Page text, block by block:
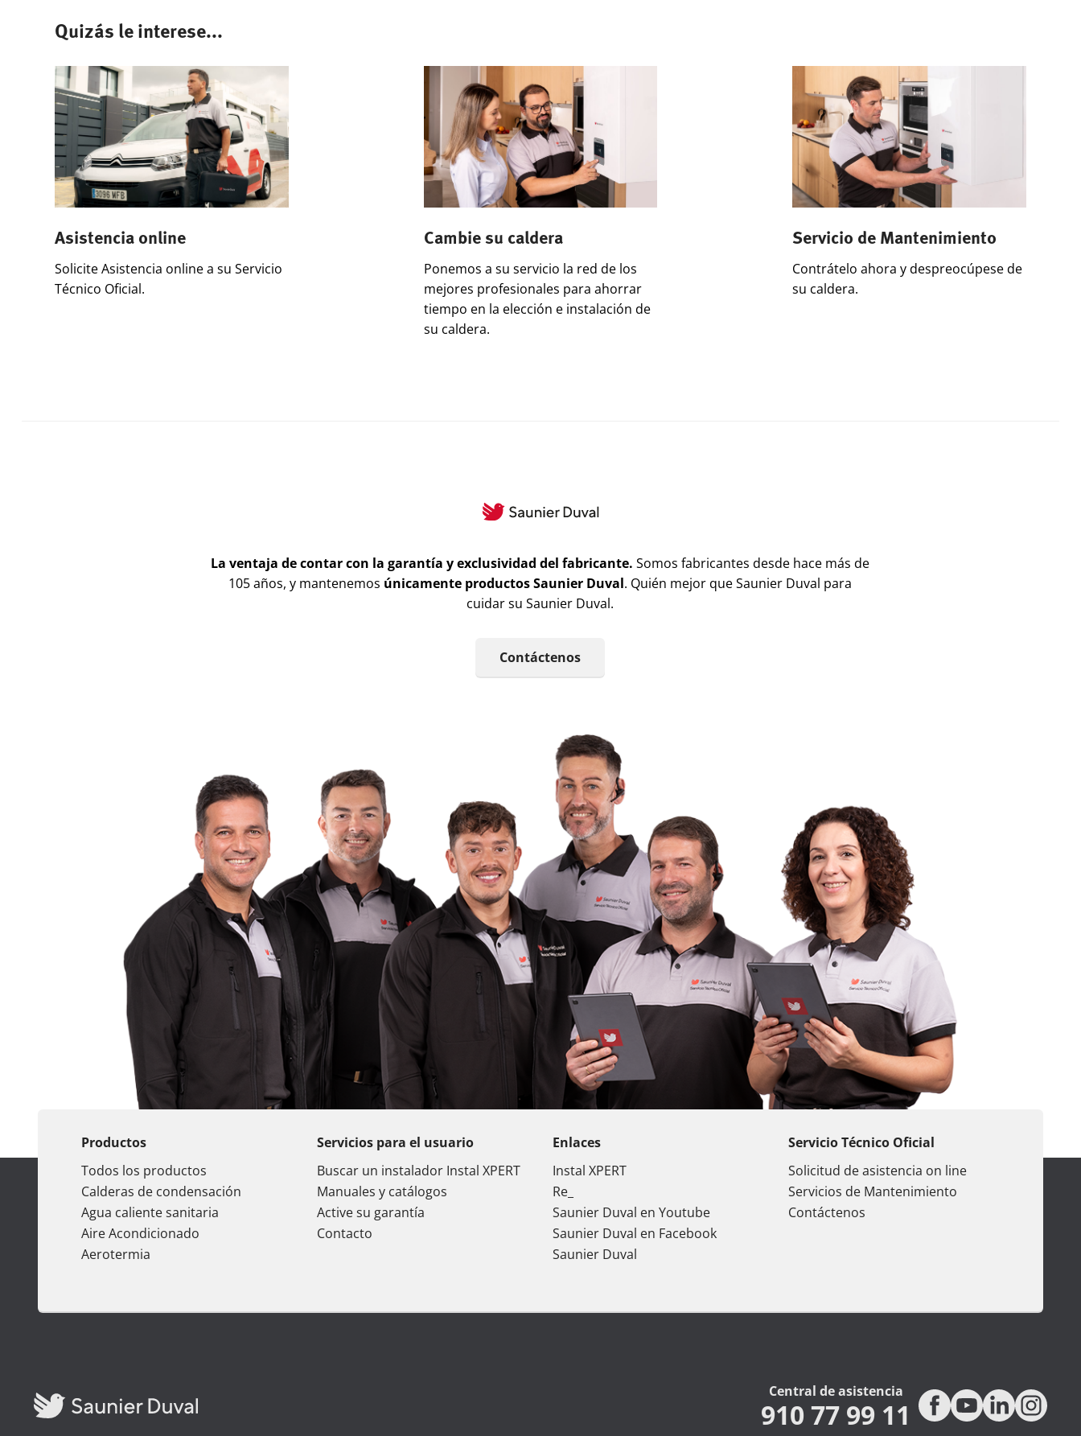
Quizás le interese...
Asistencia online
Solicite Asistencia online a su Servicio
Técnico Oficial.
Cambie su caldera
Ponemos a su servicio la red de los
mejores profesionales para ahorrar
tiempo en la elección e instalación de
su caldera.
Servicio de Mantenimiento
Contrátelo ahora y despreocúpese de
su caldera.
La ventaja de contar con la garantía y exclusividad del fabricante. Somos fabricantes desde hace más de
105 años, y mantenemos únicamente productos Saunier Duval. Quién mejor que Saunier Duval para
cuidar su Saunier Duval.
Contáctenos
Productos
Todos los productos
Calderas de condensación
Agua caliente sanitaria
Aire Acondicionado
Aerotermia
Servicios para el usuario
Buscar un instalador Instal XPERT
Manuales y catálogos
Active su garantía
Contacto
Enlaces
Instal XPERT
Re_
Saunier Duval en Youtube
Saunier Duval en Facebook
Saunier Duval
Servicio Técnico Oficial
Solicitud de asistencia on line
Servicios de Mantenimiento
Contáctenos
Central de asistencia
910 77 99 11